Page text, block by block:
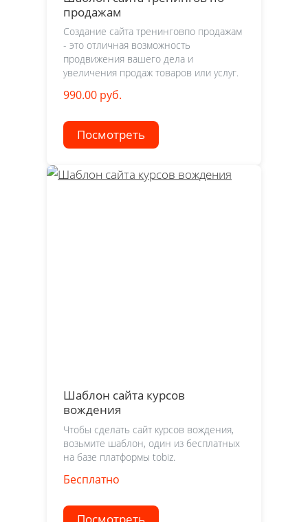
продажам
Создание сайта тренинговпо продажам
- это отличная возможность
продвижения вашего дела и
увеличения продаж товаров или услуг.
990.00 руб.
Посмотреть
Шаблон сайта курсов
вождения
Чтобы сделать сайт курсов вождения,
возьмите шаблон, один из бесплатных
на базе платформы tobiz.
Бесплатно
Посмотреть